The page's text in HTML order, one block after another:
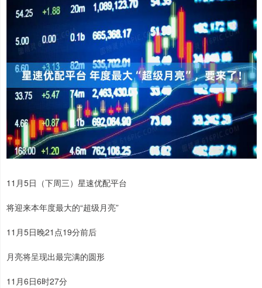
11月5日（下周三）星速优配平台
将迎来本年度最大的“超级月亮”
11月5日晚21点19分前后
月亮将呈现出最完满的圆形
11月6日6时27分